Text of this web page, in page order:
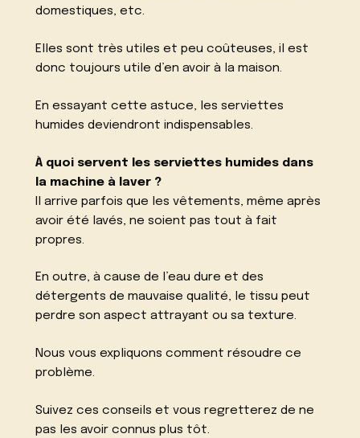
domestiques, etc.
Elles sont très utiles et peu coûteuses, il est
donc toujours utile d’en avoir à la maison.
En essayant cette astuce, les serviettes
humides deviendront indispensables.
À quoi servent les serviettes humides dans
la machine à laver ?
Il arrive parfois que les vêtements, même après
avoir été lavés, ne soient pas tout à fait
propres.
En outre, à cause de l’eau dure et des
détergents de mauvaise qualité, le tissu peut
perdre son aspect attrayant ou sa texture.
Nous vous expliquons comment résoudre ce
problème.
Suivez ces conseils et vous regretterez de ne
pas les avoir connus plus tôt.